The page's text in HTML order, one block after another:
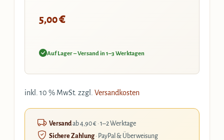
5,00€
Auf Lager – Versand in 1–3 Werktagen
inkl. 10 % MwSt. zzgl. Versandkosten
Versandab 4,90 € · 1–2 Werktage
Sichere Zahlung· PayPal & Überweisung